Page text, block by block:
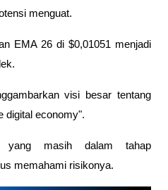
menguat.
EMA 26 di $0,01051 menjadi
visi besar tentang
digital economy".
yang masih dalam tahap
memahami risikonya.